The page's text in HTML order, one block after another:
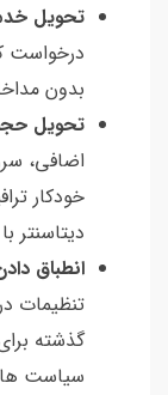
تحویل
درخواست
بدون
تحویل
اضافی،
خودکار
دیتاسنتر
انطباق
تنظیمات
گذشته
سیاست های